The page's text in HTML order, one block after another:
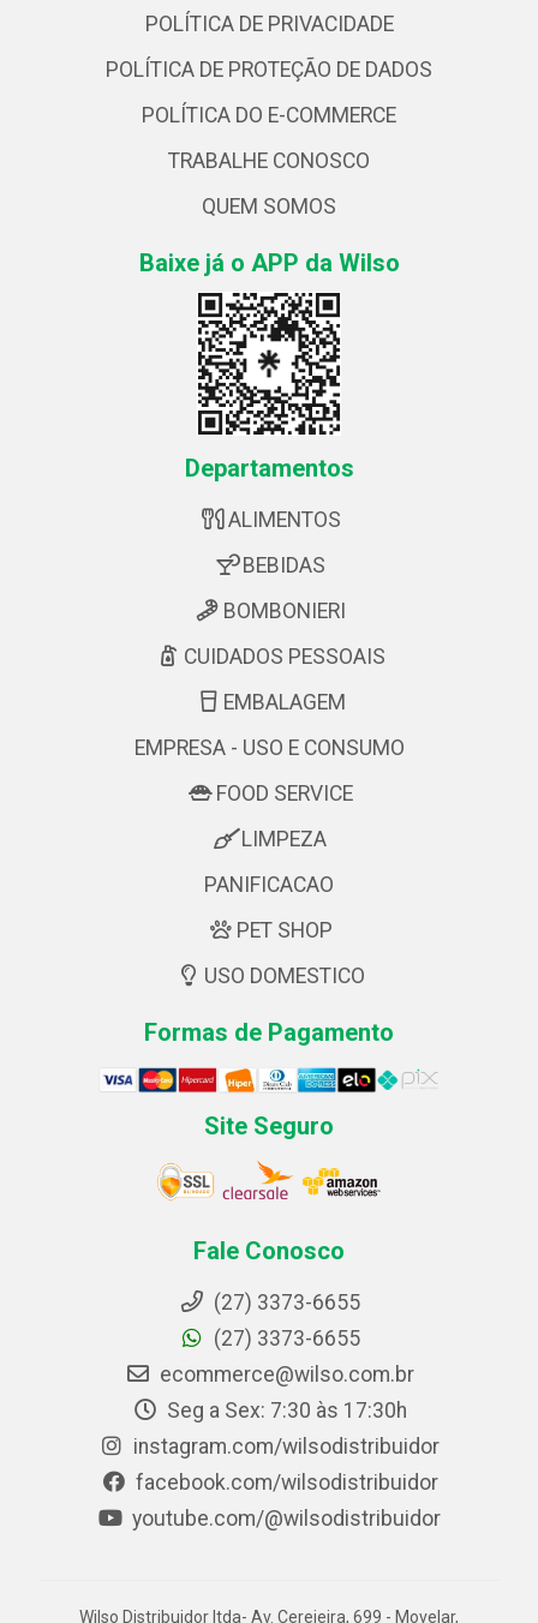
POLÍTICA DE PRIVACIDADE
POLÍTICA DE PROTEÇÃO DE DADOS
POLÍTICA DO E-COMMERCE
TRABALHE CONOSCO
QUEM SOMOS
Baixe já o APP da Wilso
Departamentos
ALIMENTOS
BEBIDAS
BOMBONIERI
CUIDADOS PESSOAIS
EMBALAGEM
EMPRESA - USO E CONSUMO
FOOD SERVICE
LIMPEZA
PANIFICACAO
PET SHOP
USO DOMESTICO
Formas de Pagamento
Site Seguro
Fale Conosco
(27) 3373-6655
(27) 3373-6655
ecommerce@wilso.com.br
Seg a Sex: 7:30 às 17:30h
instagram.com/wilsodistribuidor
facebook.com/wilsodistribuidor
youtube.com/@wilsodistribuidor
Wilso Distribuidor ltda- Av. Cerejeira, 699 - Movelar,